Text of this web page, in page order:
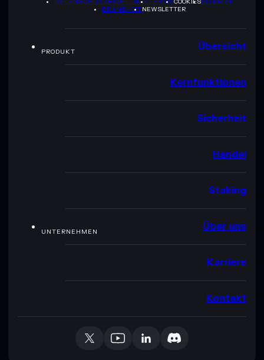
BRAND-KITNEWSLETTER
PRODUKT Übersicht
Kernfunktionen
Sicherheit
Handel
Staking
UNTERNEHMEN Über uns
Karriere
Kontakt